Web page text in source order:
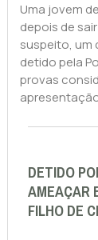
Uma jovem
depois de
suspeito, um
detido pela
provas
DETIDO
AMEAÇAR
FILHO DE